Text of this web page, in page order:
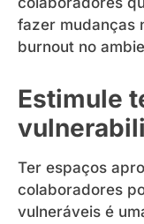
fazer mudanças
burnout no
Estimule
Ter espaços
colaboradores
vulneráveis é